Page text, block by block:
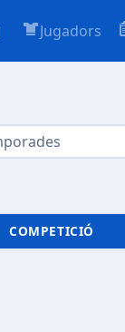
Jugadors
COMPETICIÓ